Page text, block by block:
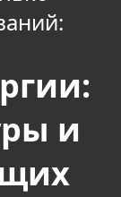
и